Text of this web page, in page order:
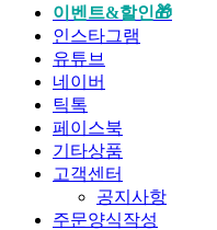
이벤트&할인🎁
인스타그램
유튜브
네이버
틱톡
페이스북
기타상품
고객센터
공지사항
주문양식작성